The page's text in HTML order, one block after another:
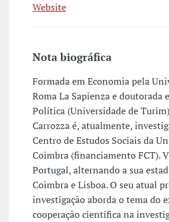
Website
Nota biográfica
Formada em Economia pela
Roma La Sapienza e doutorada
Política (Universidade de
Carrozza é, atualmente,
Centro de Estudos Sociais da
Coimbra (financiamento FCT).
Portugal, alternando a sua
Coimbra e Lisboa. O seu atual
investigação aborda o tema do
cooperação científica na